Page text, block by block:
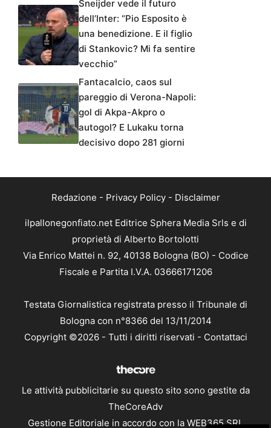
Sneijder vede il futuro
dell’Inter: “Pio Esposito è
una benedizione. E il figlio
di Stankovic? Mi fa sentire
vecchio”
Fantacalcio, caos sul
pareggio di Verona-Napoli:
gol di Akpa-Akpro o
autogol? E Lukaku torna
decisivo dopo 281 giorni
Redazione - Privacy Policy- Disclaimer
ilpallonegonfiato.net Editrice Sphera Media Srls e di
proprietà di Alberto Bortolotti
Via Enrico Mattei n. 92, 40138 Bologna (BO) - Codice
Fiscale e Partita I.V.A. 03666171206
Testata Giornalistica registrata presso il Tribunale di
Bologna con n°8366 del 13/11/2014
Copyright ©2026 - Tutti i diritti riservati - Contattaci
Le attività pubblicitarie su questo sito sono gestite da
TheCoreAdv
Gestione Editoriale in accordo con la WEB365 SRL